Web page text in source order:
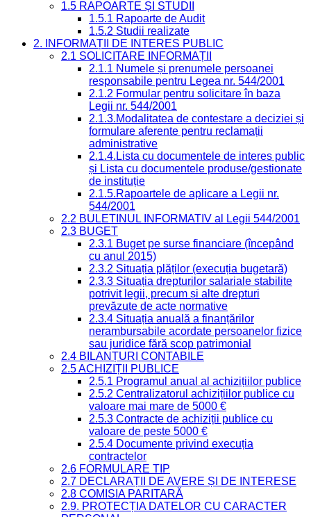
1.5 RAPOARTE ȘI STUDII
1.5.1 Rapoarte de Audit
1.5.2 Studii realizate
2. INFORMAȚII DE INTERES PUBLIC
2.1 SOLICITARE INFORMAȚII
2.1.1 Numele și prenumele persoanei
responsabile pentru Legea nr. 544/2001
2.1.2 Formular pentru solicitare în baza
Legii nr. 544/2001
2.1.3.Modalitatea de contestare a deciziei și
formulare aferente pentru reclamații
administrative
2.1.4.Lista cu documentele de interes public
și Lista cu documentele produse/gestionate
de instituție
2.1.5.Rapoartele de aplicare a Legii nr.
544/2001
2.2 BULETINUL INFORMATIV al Legii 544/2001
2.3 BUGET
2.3.1 Buget pe surse financiare (începând
cu anul 2015)
2.3.2 Situația plăților (execuția bugetară)
2.3.3 Situația drepturilor salariale stabilite
potrivit legii, precum și alte drepturi
prevăzute de acte normative
2.3.4 Situația anuală a finanțărilor
nerambursabile acordate persoanelor fizice
sau juridice fără scop patrimonial
2.4 BILANȚURI CONTABILE
2.5 ACHIZIȚII PUBLICE
2.5.1 Programul anual al achizițiilor publice
2.5.2 Centralizatorul achizițiilor publice cu
valoare mai mare de 5000 €
2.5.3 Contracte de achiziții publice cu
valoare de peste 5000 €
2.5.4 Documente privind execuția
contractelor
2.6 FORMULARE TIP
2.7 DECLARAȚII DE AVERE ȘI DE INTERESE
2.8 COMISIA PARITARĂ
2.9. PROTECȚIA DATELOR CU CARACTER